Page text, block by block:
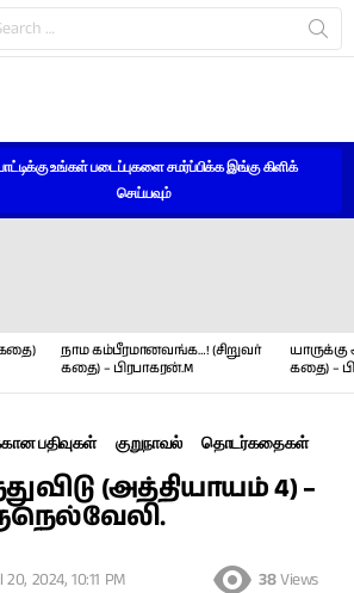
உங்கள் படைப்புகளை சமர்ப்பிக்க இங்கு கிளிக்
செய்யவும்
நாம கம்பீரமானவங்க…! (சிறுவர்
கதை) – பிரபாகரன்.M
யாருக்கு
கதை) –
பதிவுகள் குறுநாவல் தொடர்கதைகள்
(அத்தியாயம் 4) –
20, 2024, 10:11 PM 38 Views